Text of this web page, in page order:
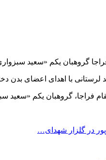
گروهبان یکم «سعید
با اهدای اعضای بدن
فراجا، گروهبان یکم
در گلزار شهدای…